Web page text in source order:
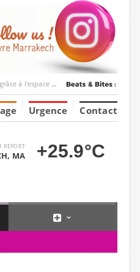
Tumbuktu.
Urgence Contact
REPORT
MA +25.9°C